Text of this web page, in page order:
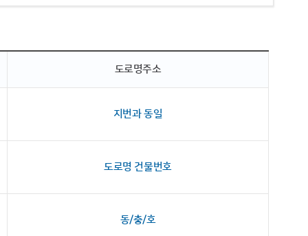
도로명주소
지번과 동일
도로명 건물번호
동/충/호